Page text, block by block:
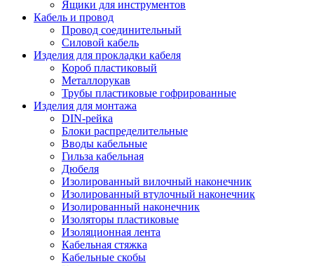
Ящики для инструментов
Кабель и провод
Провод соединительный
Силовой кабель
Изделия для прокладки кабеля
Короб пластиковый
Металлорукав
Трубы пластиковые гофрированные
Изделия для монтажа
DIN-рейка
Блоки распределительные
Вводы кабельные
Гильза кабельная
Дюбеля
Изолированный вилочный наконечник
Изолированный втулочный наконечник
Изолированный наконечник
Изоляторы пластиковые
Изоляционная лента
Кабельная стяжка
Кабельные скобы